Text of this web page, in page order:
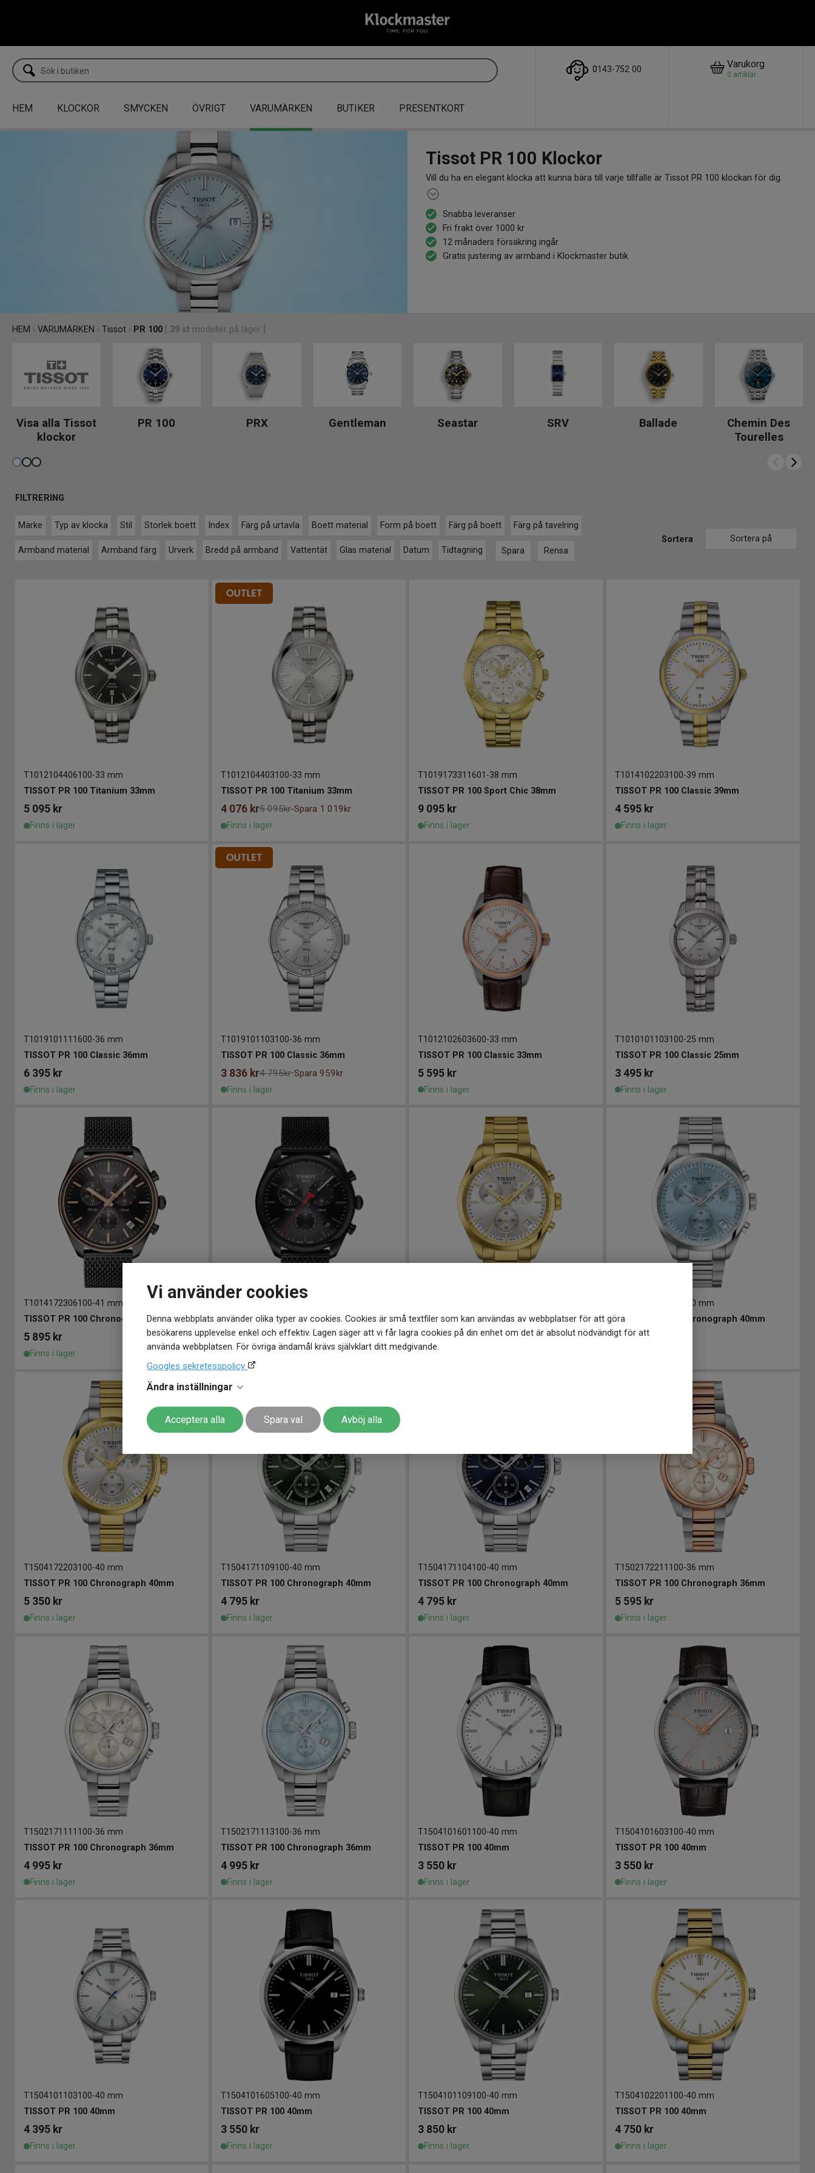
Vi använder cookies
Denna webbplats använder olika typer av cookies. Cookies är små textfiler som kan användas av webbplatser för att göra
besökarens upplevelse enkel och effektiv. Lagen säger att vi får lagra cookies på din enhet om det är absolut nödvändigt för att
använda webbplatsen. För övriga ändamål krävs självklart ditt medgivande.
Googles sekretesspolicy
Ändra inställningar
Acceptera alla Spara val Avböj alla
0143-752 00 Varukorg
0 artiklar
HEM KLOCKOR SMYCKEN ÖVRIGT VARUMÄRKEN BUTIKER PRESENTKORT
Tissot PR 100 Klockor
Vill du ha en elegant klocka att kunna bära till varje tillfälle är Tissot PR 100 klockan för dig.
Med ett klassiskt utseende som har en fin balans mellan lyx och kvalitet kan den bäras år efter
Snabba leveranser
Fri frakt över 1000 kr
12 månaders försäkring ingår
Gratis justering av armband i Klockmaster butik
HEM › VARUMÄRKEN › Tissot › PR 100 39 st modeller på lager ]
Visa alla Tissot
klockor
PR 100 PRX Gentleman Seastar SRV Ballade
Chemin Des
Tourelles
FILTRERING
Märke Typ av klocka Stil Storlek boett Index Färg på urtavla Boett material Form på boett Färg på boett Färg på tavelring
Armband material Armband färg Urverk Bredd på armband Vattentät Glas material Datum Tidtagning Spara Rensa
Sortera Sortera på
T1012104406100-33 mm
TISSOT PR 100 Titanium 33mm
5 095 kr
Finns i lager
T1012104403100-33 mm
TISSOT PR 100 Titanium 33mm
4 076 kr5 095kr-Spara 1 019kr
Finns i lager
T1019173311601 -38 mm
TISSOT PR 100 Sport Chic 38mm
9 095 kr
Finns i lager
T1014102203100-39 mm
TISSOT PR 100 Classic 39mm
4 595 kr
Finns i lager
T1019101111600-36 mm
TISSOT PR 100 Classic 36mm
6 395 kr
Finns i lager
T1019101103100-36 mm
TISSOT PR 100 Classic 36mm
3 836 kr4 795kr-Spara 959kr
Finns i lager
T1012102603600-33 mm
TISSOT PR 100 Classic 33mm
5 595 kr
Finns i lager
T1010101103100-25 mm
TISSOT PR 100 Classic 25mm
3 495 kr
Finns i lager
T1014172306100-41 mm
TISSOT PR 100 Chronograph 41mm
5 895 kr
Finns i lager
TISSOT PR 100 Chronograph 41mm
5 895 kr
Finns i lager
TISSOT PR 100 Chronograph 40mm
5 950 kr
40 mm
TISSOT PR 100 Chronograph 40mm
4 795 kr
T1504172203100-40 mm
TISSOT PR 100 Chronograph 40mm
5 350 kr
Finns i lager
T1504171109100-40 mm
TISSOT PR 100 Chronograph 40mm
4 795 kr
Finns i lager
T1504171104100-40 mm
TISSOT PR 100 Chronograph 40mm
4 795 kr
Finns i lager
T1502172211100-36 mm
TISSOT PR 100 Chronograph 36mm
5 595 kr
Finns i lager
T1502171111100-36 mm
TISSOT PR 100 Chronograph 36mm
4 995 kr
Finns i lager
T1502171113100-36 mm
TISSOT PR 100 Chronograph 36mm
4 995 kr
Finns i lager
T1504101601100-40 mm
TISSOT PR 100 40mm
3 550 kr
Finns i lager
T1504101603100-40 mm
TISSOT PR 100 40mm
3 550 kr
Finns i lager
T1504101103100-40 mm
TISSOT PR 100 40mm
4 395 kr
Finns i lager
T1504101605100-40 mm
TISSOT PR 100 40mm
3 550 kr
Finns i lager
T1504101109100-40 mm
TISSOT PR 100 40mm
3 850 kr
Finns i lager
T1504102201100-40 mm
TISSOT PR 100 40mm
4 750 kr
Finns i lager